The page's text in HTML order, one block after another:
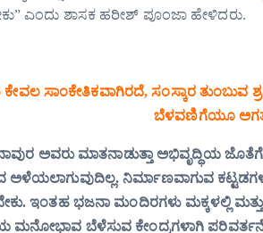
ಎಂದು ಶಾಸಕ ಹರೀಶ್ ಪೂಂಜಾ ಹೇಳಿದರು.
ಕೇವಲ ಸಾಂಕೇತಿಕವಾಗಿರದೆ, ಸಂಸ್ಕಾರ ತುಂಬುವ
ಬೆಳವಣಿಗೆಯೂ
ಅವರು ಮಾತನಾಡುತ್ತಾ ಅಭಿವೃದ್ಧಿಯ
ನಿರ್ಮಾಣವಾಗುವ ಕಟ್ಟಡಗಳು
ಇಂತಹ ಭಜನಾ ಮಂದಿರಗಳು ಮಕ್ಕಳಲ್ಲಿ
ಬೆಳೆಸುವ ಕೇಂದ್ರಗಳಾಗಿ